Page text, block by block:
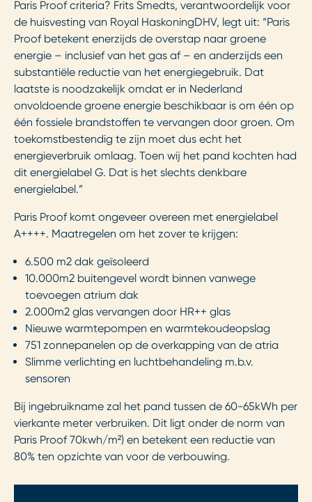
Paris Proof criteria? Frits Smedts, verantwoordelijk voor
de huisvesting van Royal HaskoningDHV, legt uit: “Paris
Proof betekent enerzijds de overstap naar groene
energie – inclusief van het gas af – en anderzijds een
substantiële reductie van het energiegebruik. Dat
laatste is noodzakelijk omdat er in Nederland
onvoldoende groene energie beschikbaar is om één op
één fossiele brandstoffen te vervangen door groen. Om
toekomstbestendig te zijn moet dus echt het
energieverbruik omlaag. Toen wij het pand kochten had
dit energielabel G. Dat is het slechts denkbare
energielabel.”
Paris Proof komt ongeveer overeen met energielabel
A++++. Maatregelen om het zover te krijgen:
6.500 m2 dak geïsoleerd
10.000m2 buitengevel wordt binnen vanwege
toevoegen atrium dak
2.000m2 glas vervangen door HR++ glas
Nieuwe warmtepompen en warmtekoudeopslag
751 zonnepanelen op de overkapping van de atria
Slimme verlichting en luchtbehandeling m.b.v.
sensoren
Bij ingebruikname zal het pand tussen de 60-65kWh per
vierkante meter verbruiken. Dit ligt onder de norm van
Paris Proof 70kwh/m²) en betekent een reductie van
80% ten opzichte van voor de verbouwing.